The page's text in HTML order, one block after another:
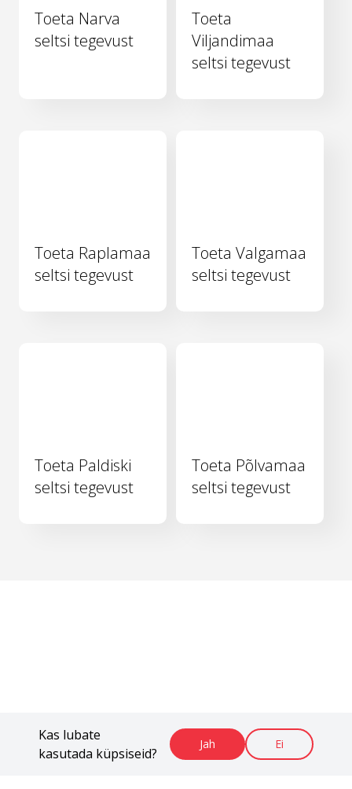
Kas lubate
kasutada küpsiseid?
Jah Ei
Toeta Narva
seltsi tegevust
Toeta
Viljandimaa
seltsi tegevust
Toeta Raplamaa
seltsi tegevust
Toeta Valgamaa
seltsi tegevust
Toeta Paldiski
seltsi tegevust
Toeta Põlvamaa
seltsi tegevust